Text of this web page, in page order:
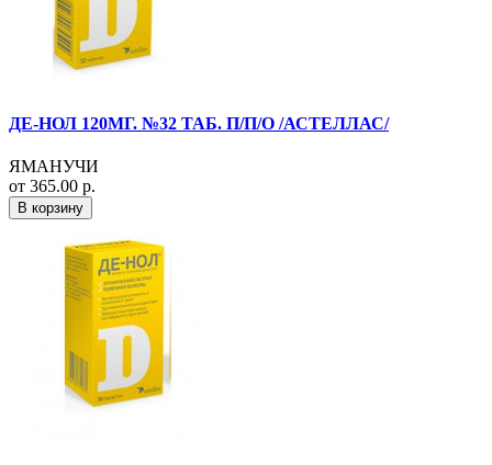
ДЕ-НОЛ 120МГ. №32 ТАБ. П/П/О /АСТЕЛЛАС/
ЯМАНУЧИ
от 365.00 р.
В корзину